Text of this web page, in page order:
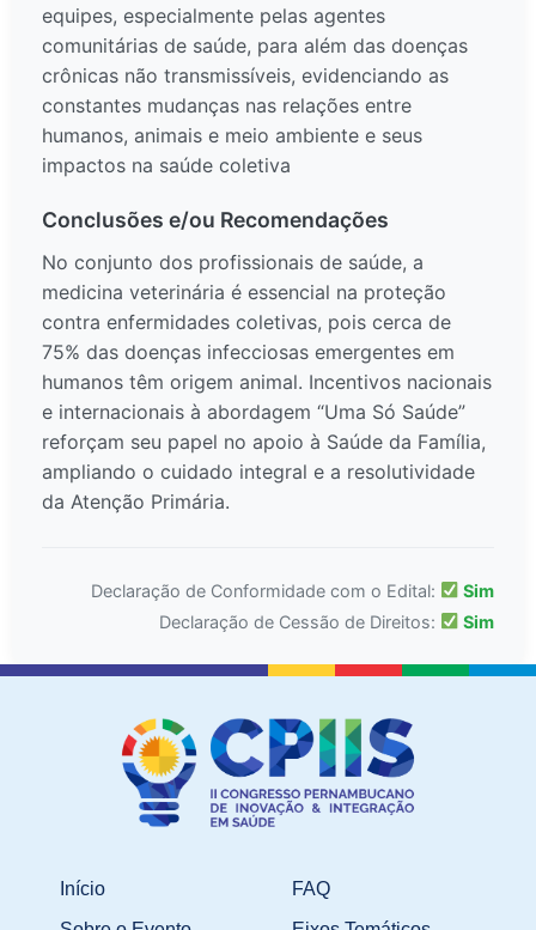
equipes, especialmente pelas agentes
comunitárias de saúde, para além das doenças
crônicas não transmissíveis, evidenciando as
constantes mudanças nas relações entre
humanos, animais e meio ambiente e seus
impactos na saúde coletiva
Conclusões e/ou Recomendações
No conjunto dos profissionais de saúde, a
medicina veterinária é essencial na proteção
contra enfermidades coletivas, pois cerca de
75% das doenças infecciosas emergentes em
humanos têm origem animal. Incentivos nacionais
e internacionais à abordagem “Uma Só Saúde”
reforçam seu papel no apoio à Saúde da Família,
ampliando o cuidado integral e a resolutividade
da Atenção Primária.
Declaração de Conformidade com o Edital:
Sim
Declaração de Cessão de Direitos:
Sim
Início
FAQ